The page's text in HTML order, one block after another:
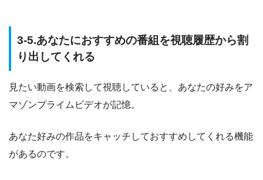
3-5.あなたにおすすめの番組を視聴履歴から割
り出してくれる
見たい動画を検索して視聴していると、あなたの好みをア
マゾンプライムビデオが記憶。
あなた好みの作品をキャッチしておすすめしてくれる機能
があるのです。